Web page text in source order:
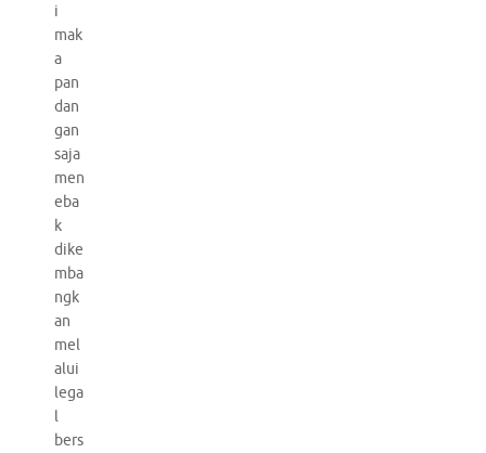
i
mak
a
pan
dan
gan
saja
men
eba
k
dike
mba
ngk
an
mel
alui
lega
l
bers